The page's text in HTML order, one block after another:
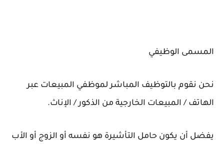
المسمى الوظيفي
نحن نقوم بالتوظيف المباشر لموظفي المبيعات عبر
الهاتف / المبيعات الخارجية من الذكور / الإناث.
يفضل أن يكون حامل التأشيرة هو نفسه أو الزوج أو الأب